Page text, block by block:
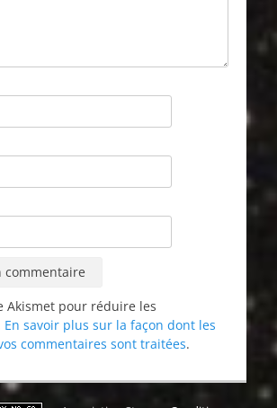
Akismet pour réduire les
En savoir plus sur la façon dont les
commentaires sont traitées.